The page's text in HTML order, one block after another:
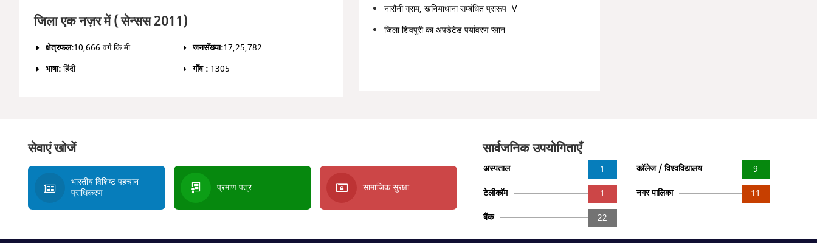
जिला एक नज़र में ( सेन्सस 2011)
क्षेत्रफल:10,666 वर्ग कि.मी. जनसँख्या:17,25,782
भाषा:हिंदी गाँव : 1305
नारौनी ग्राम, खनियाधाना सम्बंधित प्रारूप -V
जिला शिवपुरी का अपडेटेड पर्यावरण प्लान
सेवाएं खोजें
भारतीय विशिष्‍ट पहचान
प्राधिकरण
प्रमाण पत्र सामाजिक सुरक्षा
सार्वजनिक उपयोगिताएँ
1
अस्पताल 9
कॉलेज / विश्वविद्यालय
1
टेलीकॉम 11
नगर पालिका
22
बैंक